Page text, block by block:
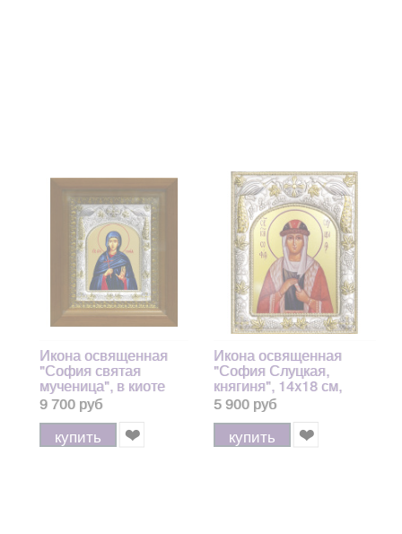
Икона освященная
"София святая
мученица", в киоте
20x24 см
9 700 руб
купить
Икона освященная
"София Слуцкая,
княгиня", 14x18 см,
купить
5 900 руб
купить